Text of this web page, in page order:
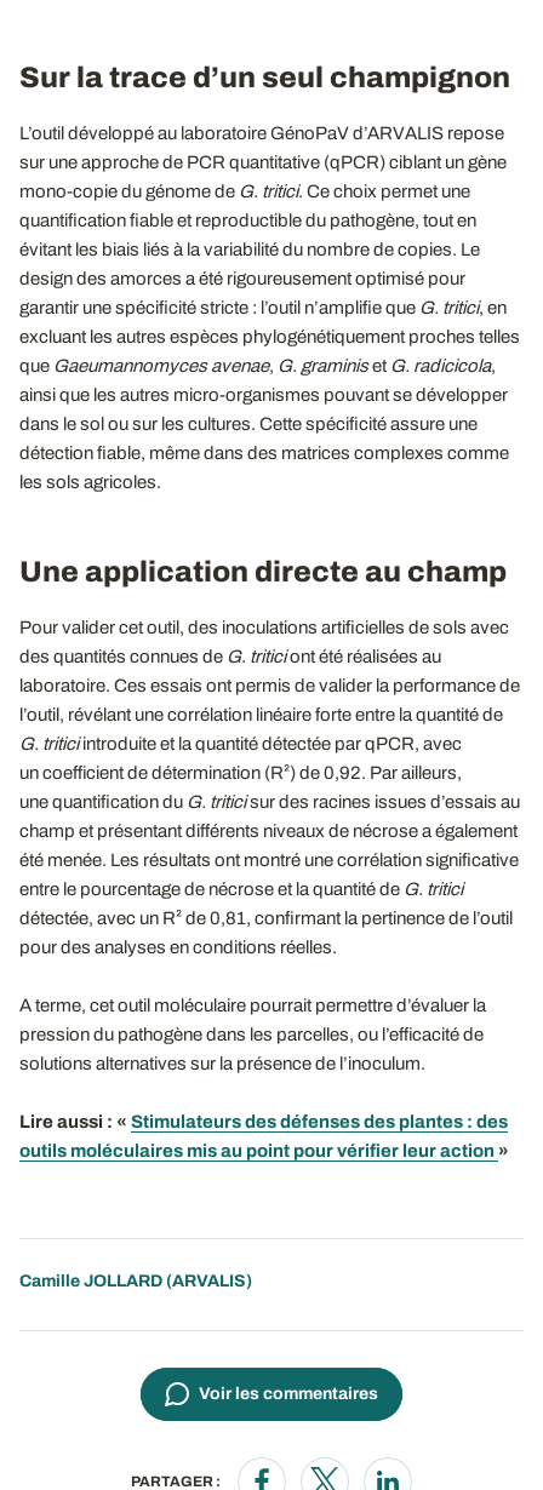
Sur la trace d’un seul champignon
L’outil développé au laboratoire GénoPaV d’ARVALIS repose
sur une approche de PCR quantitative (qPCR) ciblant un gène
mono-copie du génome de G. tritici. Ce choix permet une
quantification fiable et reproductible du pathogène, tout en
évitant les biais liés à la variabilité du nombre de copies. Le
design des amorces a été rigoureusement optimisé pour
garantir une spécificité stricte : l’outil n’amplifie que G. tritici, en
excluant les autres espèces phylogénétiquement proches telles
que Gaeumannomyces avenae, G. graminiset G. radicicola,
ainsi que les autres micro-organismes pouvant se développer
dans le sol ou sur les cultures. Cette spécificité assure une
détection fiable, même dans des matrices complexes comme
les sols agricoles.
Une application directe au champ
Pour valider cet outil, des inoculations artificielles de sols avec
des quantités connues de G. triticiont été réalisées au
laboratoire. Ces essais ont permis de valider la performance de
l’outil, révélant une corrélation linéaire forte entre la quantité de
G. triticiintroduite et la quantité détectée par qPCR, avec
un coefficient de détermination (R²) de 0,92. Par ailleurs,
une quantification du G. triticisur des racines issues d’essais au
champ et présentant différents niveaux de nécrose a également
été menée. Les résultats ont montré une corrélation significative
entre le pourcentage de nécrose et la quantité de G. tritici
détectée, avec un R² de 0,81, confirmant la pertinence de l’outil
pour des analyses en conditions réelles.
A terme, cet outil moléculaire pourrait permettre d’évaluer la
pression du pathogène dans les parcelles, ou l’efficacité de
solutions alternatives sur la présence de l’inoculum.
Lire aussi : « Stimulateurs des défenses des plantes : des
outils moléculaires mis au point pour vérifier leur action »
Camille JOLLARD (ARVALIS)
Voir les commentaires
PARTAGER :